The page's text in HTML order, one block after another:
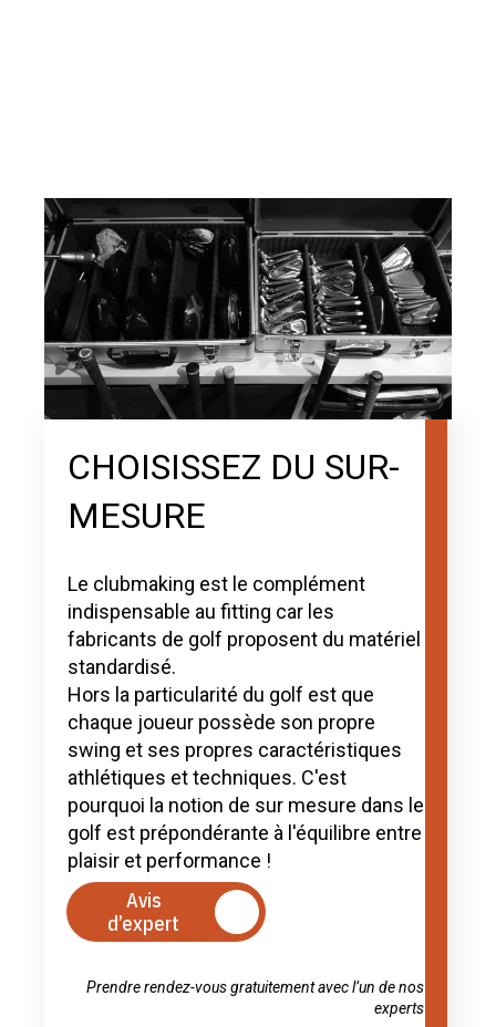
CHOISISSEZ DU SUR-
MESURE
Le clubmaking est le complément
indispensable au fitting car les
fabricants de golf proposent du matériel
standardisé.
Hors la particularité du golf est que
chaque joueur possède son propre
swing et ses propres caractéristiques
athlétiques et techniques. C'est
pourquoi la notion de sur mesure dans le
golf est prépondérante à l'équilibre entre
plaisir et performance !
Avis
d’expert
Prendre rendez-vous gratuitement avec l’un de nos
experts